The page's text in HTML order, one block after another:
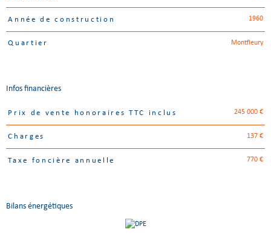
Année de construction 1960
Quartier Montfleury
Infos financières
Caractéristiques Valeurs
Prix de vente honoraires TTC inclus 245 000 €
Charges 137 €
Taxe foncière annuelle 770 €
Bilans énergétiques